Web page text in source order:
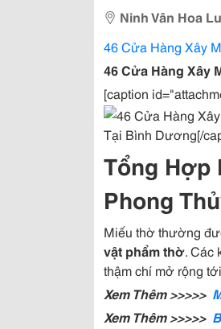
Ninh Vân Hoa
46 Cửa Hàng Xây
46 Cửa Hàng Xây
[caption
Tại Bình Dương[/
Tổng Hợp
Phong
Miếu thờ thường
vật phẩm thờ. Các
thậm chí mở rộng tới
Xem Thêm >>>>>
Xem Thêm >>>>>